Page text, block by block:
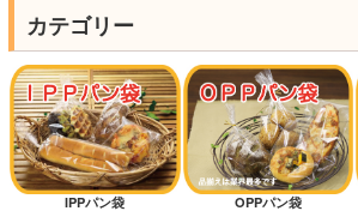
カテゴリー
IPPパン袋 OPPパン袋